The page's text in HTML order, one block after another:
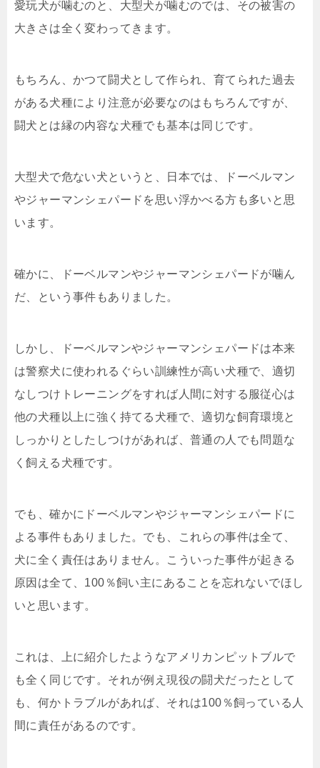
愛玩犬が噛むのと、大型犬が噛むのでは、その被害の
大きさは全く変わってきます。
もちろん、かつて闘犬として作られ、育てられた過去
がある犬種により注意が必要なのはもちろんですが、
闘犬とは縁の内容な犬種でも基本は同じです。
大型犬で危ない犬というと、日本では、ドーベルマン
やジャーマンシェパードを思い浮かべる方も多いと思
います。
確かに、ドーベルマンやジャーマンシェパードが噛ん
だ、という事件もありました。
しかし、ドーベルマンやジャーマンシェパードは本来
は警察犬に使われるぐらい訓練性が高い犬種で、適切
なしつけトレーニングをすれば人間に対する服従心は
他の犬種以上に強く持てる犬種で、適切な飼育環境と
しっかりとしたしつけがあれば、普通の人でも問題な
く飼える犬種です。
でも、確かにドーベルマンやジャーマンシェパードに
よる事件もありました。でも、これらの事件は全て、
犬に全く責任はありません。こういった事件が起きる
原因は全て、100％飼い主にあることを忘れないでほし
いと思います。
これは、上に紹介したようなアメリカンピットブルで
も全く同じです。それが例え現役の闘犬だったとして
も、何かトラブルがあれば、それは100％飼っている人
間に責任があるのです。